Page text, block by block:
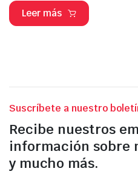
Leer más
Suscríbete a nuestro
Recibe nuestros
información sobre
y mucho más.